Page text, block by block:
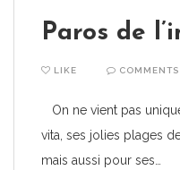
Paros de
LIKE COMMENTS
On ne vient pas
vita, ses jolies plages
mais aussi pour ses…